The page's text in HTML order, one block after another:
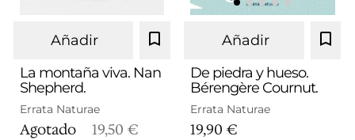
Añadir
La montaña viva. Nan
Shepherd.
Errata Naturae
Agotado 19,50 €
Añadir
De piedra y hueso.
Bérengère Cournut.
Errata Naturae
19,90 €